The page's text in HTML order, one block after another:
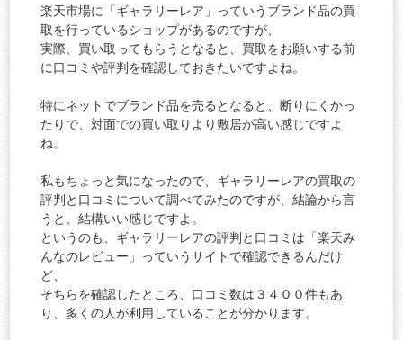
楽天市場に「ギャラリーレア」っていうブランド品の買
取を行っているショップがあるのですが、
実際、買い取ってもらうとなると、買取をお願いする前
に口コミや評判を確認しておきたいですよね。
特にネットでブランド品を売るとなると、断りにくかっ
たりで、対面での買い取りより敷居が高い感じですよ
ね。
私もちょっと気になったので、ギャラリーレアの買取の
評判と口コミについて調べてみたのですが、結論から言
うと、結構いい感じですよ。
というのも、ギャラリーレアの評判と口コミは「楽天み
んなのレビュー」っていうサイトで確認できるんだけ
ど、
そちらを確認したところ、口コミ数は３４００件もあ
り、多くの人が利用していることが分かります。